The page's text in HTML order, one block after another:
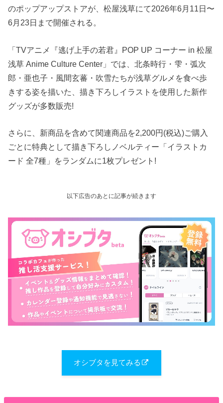
のポップアップストアが、松屋浅草にて2026年6月11日〜
6月23日まで開催される。
「TVアニメ『逃げ上手の若君』POP UP コーナー in 松屋
浅草 Anime Culture Center」では、北条時行・雫・弧次
郎・亜也子・風間玄蕃・吹雪たちが浅草グルメを食べ歩
きする姿を描いた、描き下ろしイラストを使用した新作
グッズが多数販売!
さらに、新商品を含めて関連商品を2,200円(税込)ご購入
ごとに特典として描き下ろしノベルティー「イラストカ
ード 全7種」をランダムに1枚プレゼント!
以下広告のあとに記事が続きます
オシブタを見てみる